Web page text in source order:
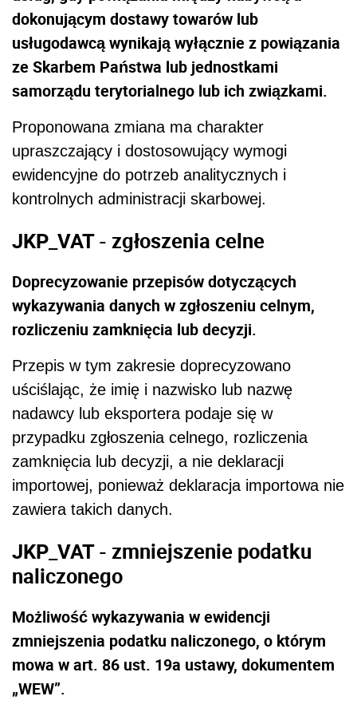
dokonującym dostawy towarów lub
usługodawcą wynikają wyłącznie z powiązania
ze Skarbem Państwa lub jednostkami
samorządu terytorialnego lub ich związkami.
Proponowana zmiana ma charakter
upraszczający i dostosowujący wymogi
ewidencyjne do potrzeb analitycznych i
kontrolnych administracji skarbowej.
JKP_VAT - zgłoszenia celne
Doprecyzowanie przepisów dotyczących
wykazywania danych w zgłoszeniu celnym,
rozliczeniu zamknięcia lub decyzji.
Przepis w tym zakresie doprecyzowano
uściślając, że imię i nazwisko lub nazwę
nadawcy lub eksportera podaje się w
przypadku zgłoszenia celnego, rozliczenia
zamknięcia lub decyzji, a nie deklaracji
importowej, ponieważ deklaracja importowa nie
zawiera takich danych.
JKP_VAT - zmniejszenie podatku
naliczonego
Możliwość wykazywania w ewidencji
zmniejszenia podatku naliczonego, o którym
mowa w art. 86 ust. 19a ustawy, dokumentem
„WEW”.